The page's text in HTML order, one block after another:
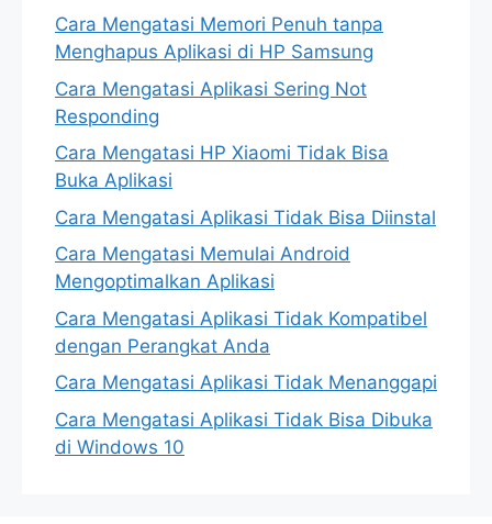
Cara Mengatasi Memori Penuh tanpa
Menghapus Aplikasi di HP Samsung
Cara Mengatasi Aplikasi Sering Not
Responding
Cara Mengatasi HP Xiaomi Tidak Bisa
Buka Aplikasi
Cara Mengatasi Aplikasi Tidak Bisa Diinstal
Cara Mengatasi Memulai Android
Mengoptimalkan Aplikasi
Cara Mengatasi Aplikasi Tidak Kompatibel
dengan Perangkat Anda
Cara Mengatasi Aplikasi Tidak Menanggapi
Cara Mengatasi Aplikasi Tidak Bisa Dibuka
di Windows 10